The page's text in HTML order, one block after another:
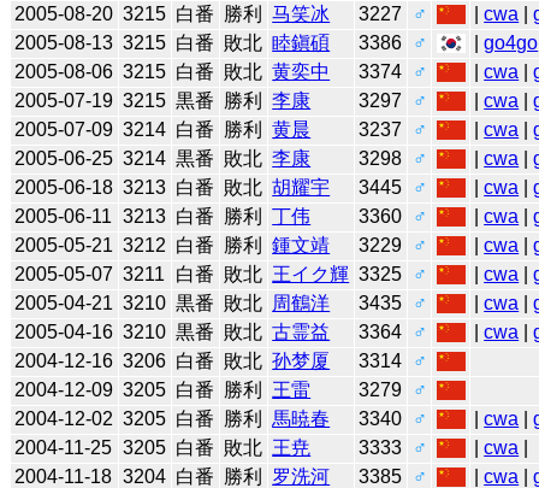
2005-08-20 3215 白番 勝利 马笑冰 3227 ♂ |cwa |
2005-08-13 3215 白番 敗北 睦鎭碩 3386 ♂ |go4go
2005-08-06 3215 白番 敗北 黄奕中 3374 ♂ |cwa |
2005-07-19 3215 黒番 勝利 李康 3297 ♂ |cwa |
2005-07-09 3214 白番 勝利 黄晨 3237 ♂ |cwa |
2005-06-25 3214 黒番 敗北 李康 3298 ♂ |cwa |
2005-06-18 3213 白番 敗北 胡耀宇 3445 ♂ |cwa |
2005-06-11 3213 白番 勝利 丁伟 3360 ♂ |cwa |
2005-05-21 3212 白番 勝利 鍾文靖 3229 ♂ |cwa |
2005-05-07 3211 白番 敗北 王イク輝 3325 ♂ |cwa |
2005-04-21 3210 黒番 敗北 周鶴洋 3435 ♂ |cwa |
2005-04-16 3210 黒番 敗北 古霊益 3364 ♂ |cwa |
2004-12-16 3206 白番 敗北 孙梦厦 3314
♂
2004-12-09 3205 白番 勝利 王雷 3279
♂
2004-12-02 3205 白番 勝利 馬暁春 3340 ♂ |cwa |
2004-11-25 3205 白番 敗北 王尭 3333 ♂ |cwa
2004-11-18 3204 白番 勝利 罗洗河 3385 ♂ |cwa |